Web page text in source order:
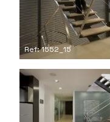
Ref: 1552_15